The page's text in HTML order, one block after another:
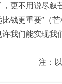
更不用说尽叙
钱更重要”（
我们能实现我
注：